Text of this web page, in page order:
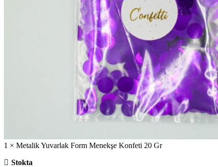
1 × Metalik Yuvarlak Form Menekşe Konfeti 20 Gr
Stokta